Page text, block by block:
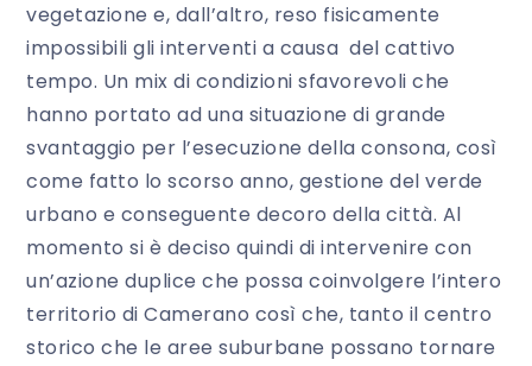
vegetazione e, dall’altro, reso fisicamente
impossibili gli interventi a causa del cattivo
tempo. Un mix di condizioni sfavorevoli che
hanno portato ad una situazione di grande
svantaggio per l’esecuzione della consona, così
come fatto lo scorso anno, gestione del verde
urbano e conseguente decoro della città. Al
momento si è deciso quindi di intervenire con
un’azione duplice che possa coinvolgere l’intero
territorio di Camerano così che, tanto il centro
storico che le aree suburbane possano tornare